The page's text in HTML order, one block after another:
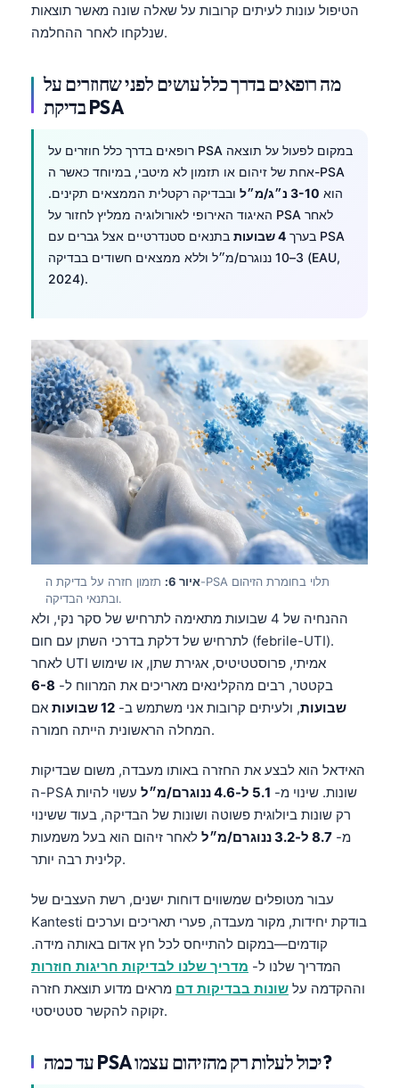
הטיפול עונות לעיתים קרובות על שאלה שונה מאשר תוצאות
שנלקחו לאחר ההחלמה.
מה רופאים בדרך כלל עושים לפני שחוזרים על
בדיקת PSA
PSA
אחת של זיהום או תזמון לא מיטבי, במיוחד כאשר ה-PSA
הוא 3-10 נ״ג/מ״ל
ובבדיקה רקטלית הממצאים תקינים.
PSA
בערך 4 שבועות
בתנאים סטנדרטיים אצל גברים עם PSA
‏3–10 ננוגרם/מ״ל וללא ממצאים חשודים בבדיקה (EAU,
2024).
איור 6:
תזמון חזרה על בדיקת ה-PSA תלוי בחומרת הזיהום
ובתנאי הבדיקה.
ההנחיה של 4 שבועות מתאימה לתרחיש של סקר נקי, ולא
לתרחיש של דלקת בדרכי השתן עם חום (febrile-UTI).
לאחר UTI אמיתי, פרוסטטיטיס, אגירת שתן, או שימוש
בקטטר, רבים מהקלינאים מאריכים את המרווח ל- 6-8
שבועות, ולעיתים קרובות אני משתמש ב- 12 שבועות
אם
המחלה הראשונית הייתה חמורה.
האידאל הוא לבצע את החזרה באותו מעבדה, משום שבדיקות
ה-PSA שונות. שינוי מ- 5.1 ל-4.6 ננוגרם/מ״ל
עשוי להיות
רק שונות ביולוגית פשוטה ושונות של הבדיקה, בעוד ששינוי
מ- 8.7 ל-3.2 ננוגרם/מ״ל
לאחר זיהום הוא בעל משמעות
קלינית רבה יותר.
עבור מטופלים שמשווים דוחות ישנים, רשת העצבים של
Kantesti בודקת יחידות, מקור מעבדה, פערי תאריכים וערכים
קודמים—במקום להתייחס לכל חץ אדום באותה מידה.
המדריך שלנו ל- מדריך שלנו לבדיקות חריגות חוזרות
וההקדמה על שונות בבדיקות דם מראים מדוע תוצאת חזרה
זקוקה להקשר סטטיסטי.
עד כמה PSA יכול לעלות רק מהזיהום עצמו?